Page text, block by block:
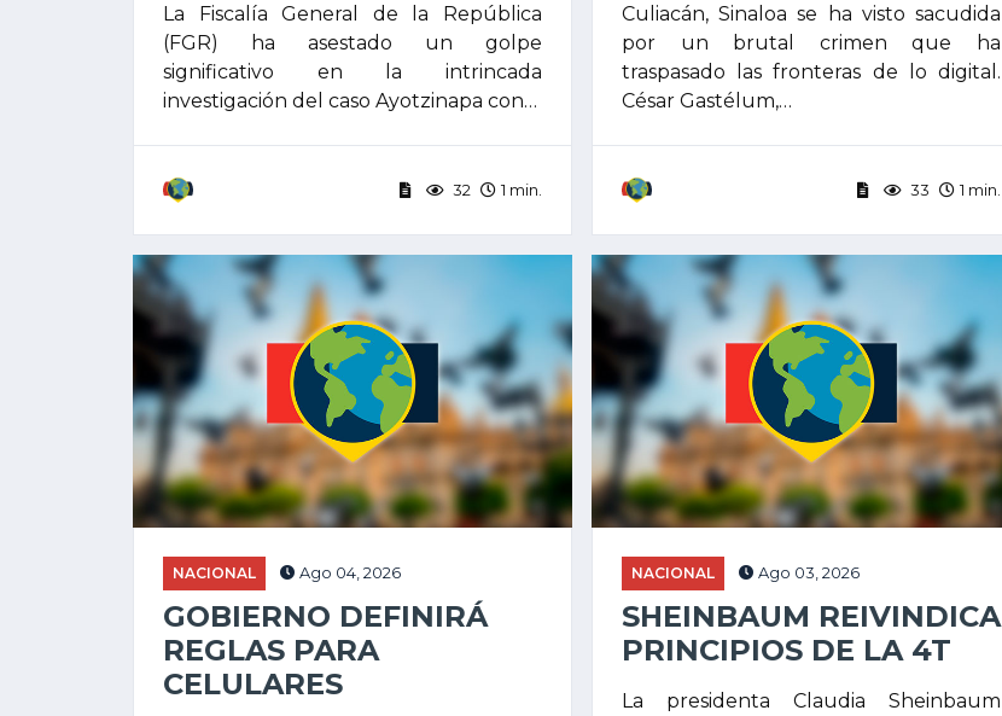
La Fiscalía General de la República
(FGR) ha asestado un golpe
significativo en la intrincada
investigación del caso Ayotzinapa con…
32 1 min.
Culiacán, Sinaloa se ha visto sacudida
por un brutal crimen que ha
traspasado las fronteras de lo digital.
César Gastélum,…
33 1 min.
NACIONAL Ago 04, 2026
GOBIERNO DEFINIRÁ
REGLAS PARA
CELULARES
NACIONAL Ago 03, 2026
SHEINBAUM REIVINDICA
PRINCIPIOS DE LA 4T
La presidenta Claudia Sheinbaum